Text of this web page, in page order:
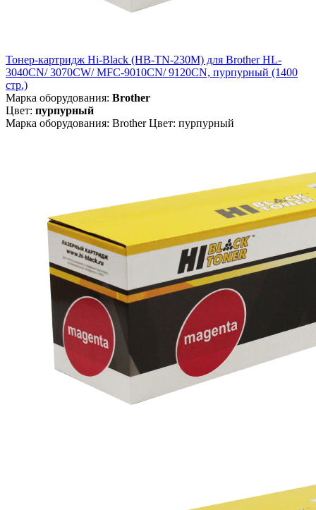
Тонер-картридж Hi-Black (HB-TN-230M) для Brother HL-
3040CN/ 3070CW/ MFC-9010CN/ 9120CN, пурпурный (1400
стр.)
Марка оборудования: Brother
Цвет: пурпурный
Марка оборудования: Brother Цвет: пурпурный